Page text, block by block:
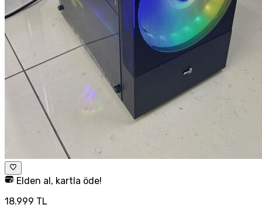
Elden al, kartla öde!
18.999 TL